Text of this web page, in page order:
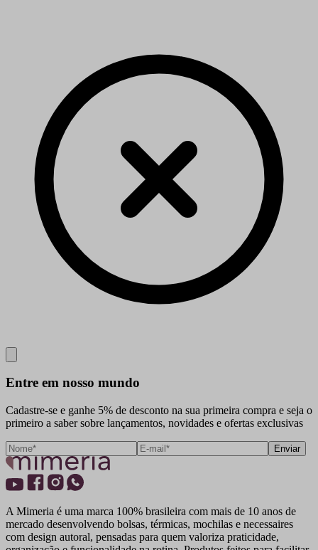
Entre em nosso mundo
Cadastre-se e ganhe 5% de desconto na sua primeira compra e seja o
primeiro a saber sobre lançamentos, novidades e ofertas exclusivas
Enviar
A Mimeria é uma marca 100% brasileira com mais de 10 anos de
mercado desenvolvendo bolsas, térmicas, mochilas e necessaires
com design autoral, pensadas para quem valoriza praticidade,